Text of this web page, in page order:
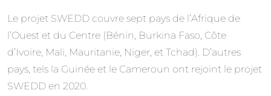
Le projet SWEDD couvre sept pays de l’Afrique de
l’Ouest et du Centre (Bénin, Burkina Faso, Côte
d’Ivoire, Mali, Mauritanie, Niger, et Tchad). D’autres
pays, tels la Guinée et le Cameroun ont rejoint le projet
SWEDD en 2020.